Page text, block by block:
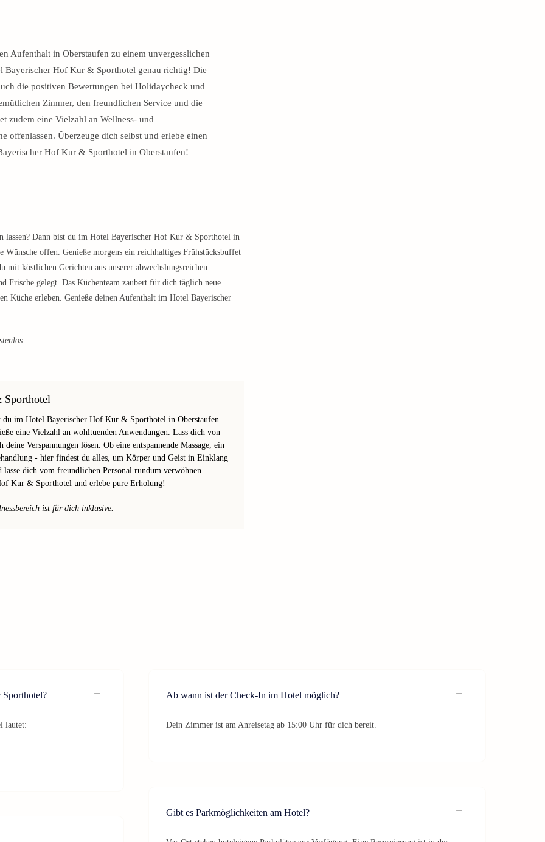
Aufenthalt in Oberstaufen zu einem unvergesslichen
Bayerischer Hof Kur & Sporthotel genau richtig! Die
die positiven Bewertungen bei Holidaycheck und
Zimmer, den freundlichen Service und die
zudem eine Vielzahl an Wellness- und
offenlassen. Überzeuge dich selbst und erlebe einen
Hof Kur & Sporthotel in Oberstaufen!
lassen? Dann bist du im Hotel Bayerischer Hof Kur & Sporthotel in
offen. Genieße morgens ein reichhaltiges Frühstücksbuffet
köstlichen Gerichten aus unserer abwechslungsreichen
Frische gelegt. Das Küchenteam zaubert für dich täglich neue
Küche erleben. Genieße deinen Aufenthalt im Hotel Bayerischer
Sporthotel
du im Hotel Bayerischer Hof Kur & Sporthotel in Oberstaufen
eine Vielzahl an wohltuenden Anwendungen. Lass dich von
Verspannungen lösen. Ob eine entspannende Massage, ein
- hier findest du alles, um Körper und Geist in Einklang
dich vom freundlichen Personal rundum verwöhnen.
Kur & Sporthotel und erlebe pure Erholung!
ist für dich inklusive.
lautet:
Ab wann ist der Check-In im Hotel möglich?
Dein Zimmer ist am Anreisetag ab 15:00 Uhr für dich bereit.
Gibt es Parkmöglichkeiten am Hotel?